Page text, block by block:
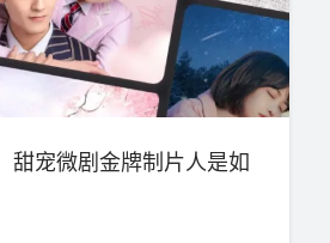
甜宠微剧金牌制片人是如